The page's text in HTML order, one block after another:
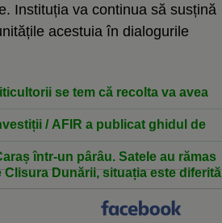
Instituția va continua să susțină
acestuia în dialogurile
se tem că recolta va avea
/ AFIR a publicat ghidul de
într-un pârâu. Satele au rămas
Clisura Dunării, situația este diferită